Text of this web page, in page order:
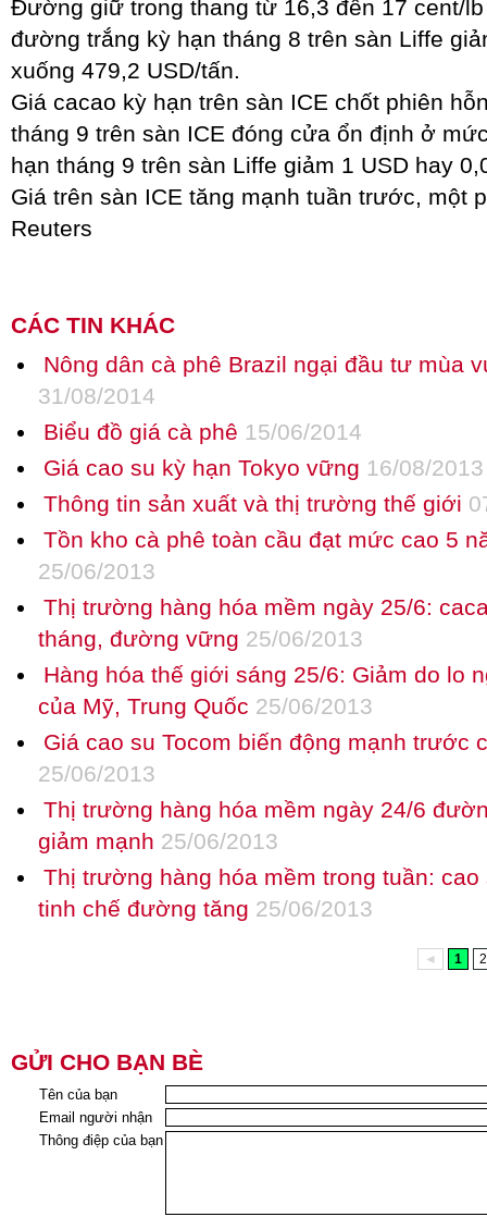
Đường giữ trong thang từ 16,3 đến 17 cent/
đường trắng kỳ hạn tháng 8 trên sàn Liffe
xuống 479,2 USD/tấn.
Giá cacao kỳ hạn trên sàn ICE chốt phiên
tháng 9 trên sàn ICE đóng cửa ổn định ở
hạn tháng 9 trên sàn Liffe giảm 1 USD hay
Giá trên sàn ICE tăng mạnh tuần trước, một
Reuters
CÁC TIN KHÁC
Nông dân cà phê Brazil ngại đầu tư mùa
31/08/2014
Biểu đồ giá cà phê 15/06/2014
Giá cao su kỳ hạn Tokyo vững 16/08/2013
Thông tin sản xuất và thị trường thế giới
Tồn kho cà phê toàn cầu đạt mức cao 5
25/06/2013
Thị trường hàng hóa mềm ngày 25/6:
tháng, đường vững 25/06/2013
Hàng hóa thế giới sáng 25/6: Giảm do lo
của Mỹ, Trung Quốc 25/06/2013
Giá cao su Tocom biến động mạnh trước
25/06/2013
Thị trường hàng hóa mềm ngày 24/6
giảm mạnh 25/06/2013
Thị trường hàng hóa mềm trong tuần:
tinh chế đường tăng 25/06/2013
◄ 1 2
GỬI CHO BẠN BÈ
Tên của bạn
Email người nhận
Thông điệp của bạn